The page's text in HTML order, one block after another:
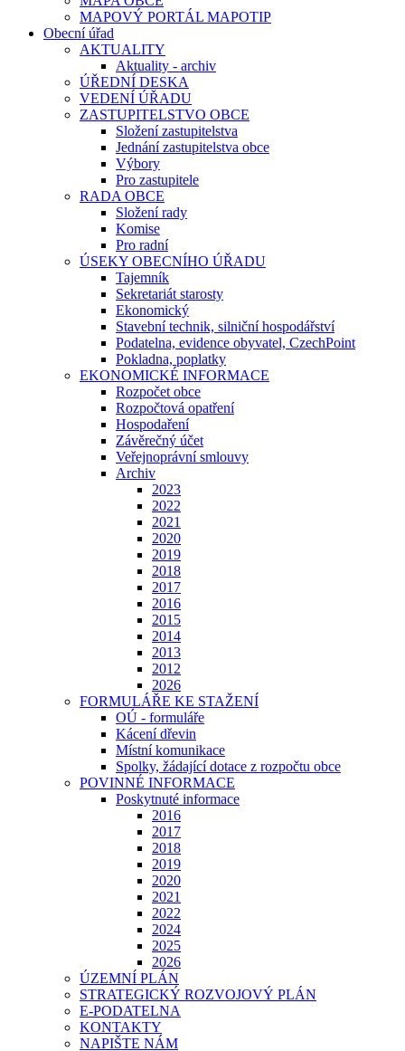
MAPOVÝ PORTÁL MAPOTIP
Obecní úřad
AKTUALITY
Aktuality - archiv
ÚŘEDNÍ DESKA
VEDENÍ ÚŘADU
ZASTUPITELSTVO OBCE
Složení zastupitelstva
Jednání zastupitelstva obce
Výbory
Pro zastupitele
RADA OBCE
Složení rady
Komise
Pro radní
ÚSEKY OBECNÍHO ÚŘADU
Tajemník
Sekretariát starosty
Ekonomický
Stavební technik, silniční hospodářství
Podatelna, evidence obyvatel, CzechPoint
Pokladna, poplatky
EKONOMICKÉ INFORMACE
Rozpočet obce
Rozpočtová opatření
Hospodaření
Závěrečný účet
Veřejnoprávní smlouvy
Archiv
2023
2022
2021
2020
2019
2018
2017
2016
2015
2014
2013
2012
2026
FORMULÁŘE KE STAŽENÍ
OÚ - formuláře
Kácení dřevin
Místní komunikace
Spolky, žádající dotace z rozpočtu obce
POVINNÉ INFORMACE
Poskytnuté informace
2016
2017
2018
2019
2020
2021
2022
2024
2025
2026
ÚZEMNÍ PLÁN
STRATEGICKÝ ROZVOJOVÝ PLÁN
E-PODATELNA
KONTAKTY
NAPIŠTE NÁM